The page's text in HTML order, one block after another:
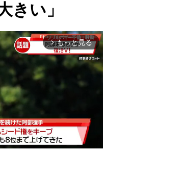
きい」
arrow_forward_ios もっと見る